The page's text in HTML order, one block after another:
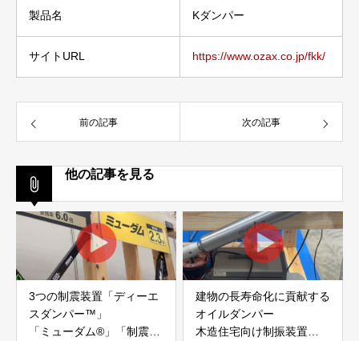
製品名 Kダンパー
サイトURL https://www.ozax.co.jp/fkk/
前の記事 次の記事
他の記事を見る
3つの制震装置「ディーエ
スダンパー™」
「ミューダム®」「制震テ
建物の長寿命化に貢献する
オイルダンパー
木造住宅向け制振装置